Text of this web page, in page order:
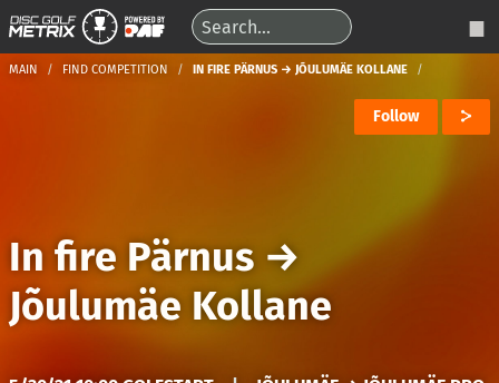
MAIN FIND COMPETITION IN FIRE PÄRNUS → JÕULUMÄE KOLLANE
Follow
In fire Pärnus →
Jõulumäe Kollane